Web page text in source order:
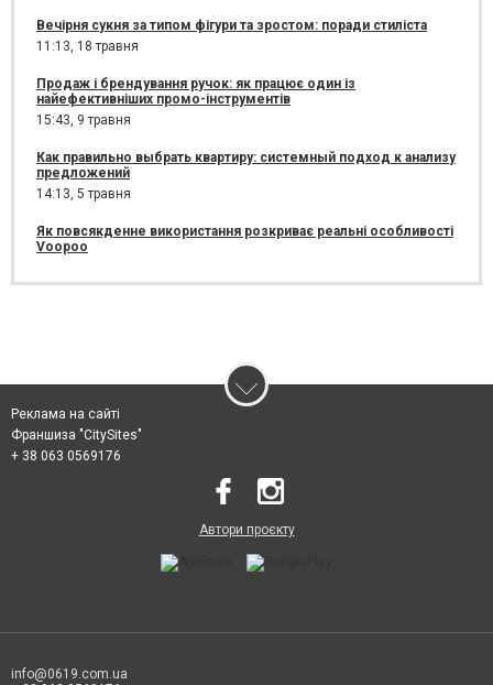
Вечірня сукня за типом фігури та зростом: поради стиліста
11:13, 18 травня
Продаж і брендування ручок: як працює один із
найефективніших промо-інструментів
15:43, 9 травня
Как правильно выбрать квартиру: системный подход к анализу
предложений
14:13, 5 травня
Як повсякденне використання розкриває реальні особливості
Voopoo
Реклама на сайті
Франшиза "CitySites"
+ 38 063 0569176
Автори проєкту
info@0619.com.ua